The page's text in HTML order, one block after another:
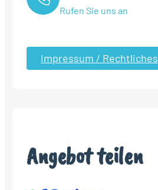
Rufen Sie uns an
Impressum / Rechtliches
Angebot teilen